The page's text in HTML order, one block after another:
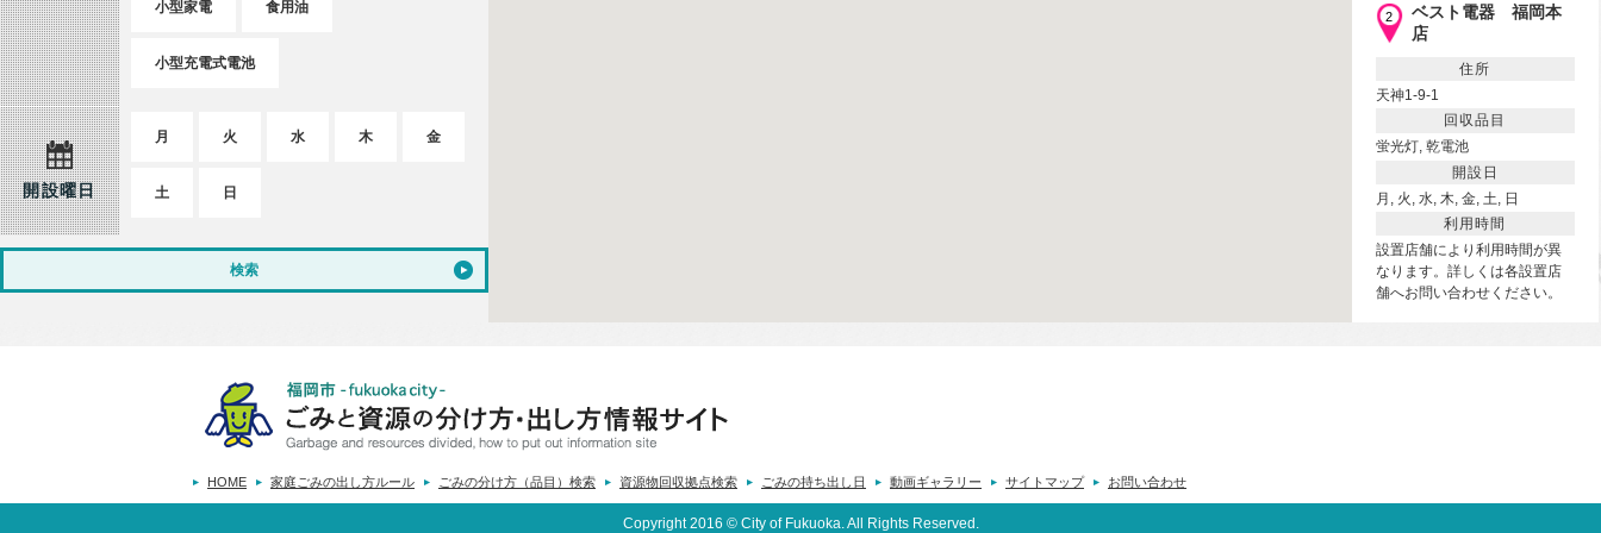
小型家電 食用油
小型充電式電池
開設曜日
月 火 水 木 金
土 日
検索
2
ベスト電器 福岡本
店
住所
天神1-9-1
回収品目
蛍光灯, 乾電池
開設日
月, 火, 水, 木, 金, 土, 日
利用時間
設置店舗により利用時間が異
なります。詳しくは各設置店
舗へお問い合わせください。
HOME 家庭ごみの出し方ルール ごみの分け方（品目）検索 資源物回収拠点検索 ごみの持ち出し日 動画ギャラリー サイトマップ お問い合わせ
Copyright 2016 © City of Fukuoka. All Rights Reserved.